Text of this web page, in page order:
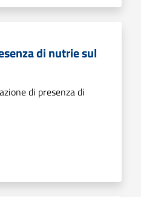
di nutrie sul
di presenza di